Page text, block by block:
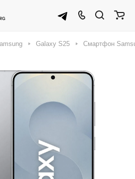
Galaxy S25 Смартфон